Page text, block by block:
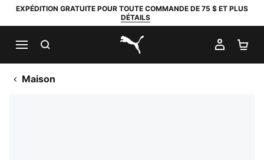
EXPÉDITION GRATUITE POUR TOUTE COMMANDE DE 75 $ ET PLUS
DÉTAILS
PUMA.com
MON
Maison